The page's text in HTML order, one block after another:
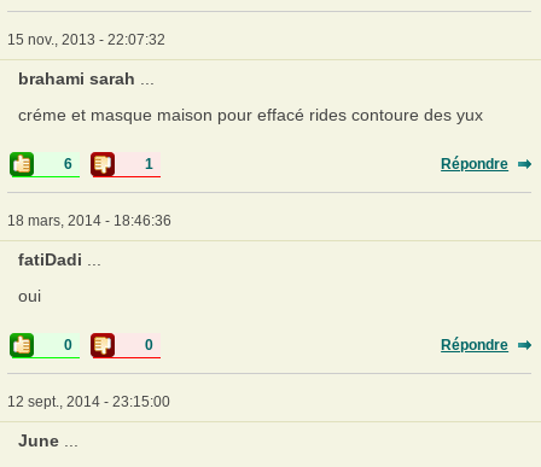
15 nov., 2013 - 22:07:32
brahami sarah
créme et masque maison pour effacé rides contoure des yux
6 1 Répondre
18 mars, 2014 - 18:46:36
fatiDadi
oui
0 0 Répondre
12 sept., 2014 - 23:15:00
June